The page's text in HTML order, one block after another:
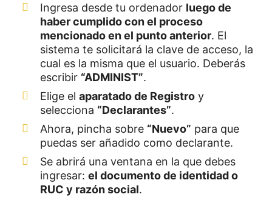
Ingresa desde tu ordenador luego de
haber cumplido con el proceso
mencionado en el punto anterior. El
sistema te solicitará la clave de acceso, la
cual es la misma que el usuario. Deberás
escribir “ADMINIST”.
Elige el aparatado de Registro y
selecciona “Declarantes”.
Ahora, pincha sobre “Nuevo” para que
puedas ser añadido como declarante.
Se abrirá una ventana en la que debes
ingresar: el documento de identidad o
RUC y razón social.